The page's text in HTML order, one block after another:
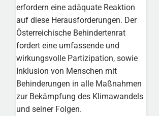
erfordern eine adäquate Reaktion
auf diese Herausforderungen. Der
Österreichische Behindertenrat
fordert eine umfassende und
wirkungsvolle Partizipation, sowie
Inklusion von Menschen mit
Behinderungen in alle Maßnahmen
zur Bekämpfung des Klimawandels
und seiner Folgen.